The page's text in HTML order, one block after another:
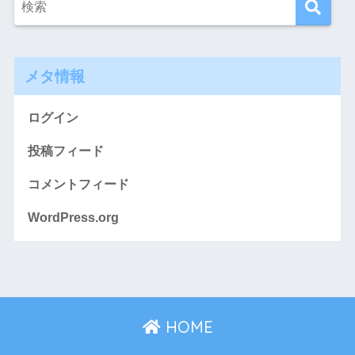
メタ情報
ログイン
投稿フィード
コメントフィード
WordPress.org
HOME